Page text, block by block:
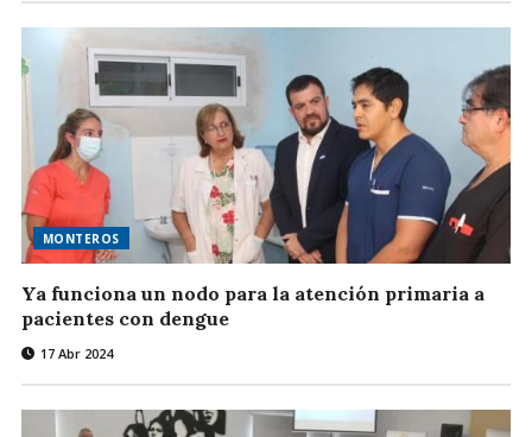
MONTEROS
Ya funciona un nodo para la atención primaria a
pacientes con dengue
17 Abr 2024